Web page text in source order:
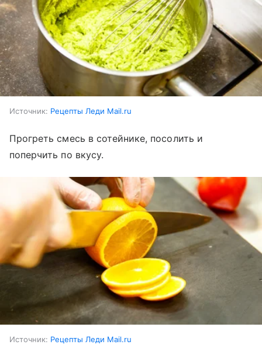
Источник: Рецепты Леди Mail.ru
Прогреть смесь в сотейнике, посолить и
поперчить по вкусу.
Источник: Рецепты Леди Mail.ru